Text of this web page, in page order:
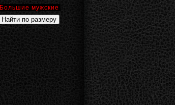
Большие мужские